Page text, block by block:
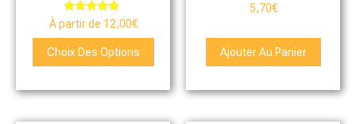
Note
5.00
sur 5
À partir de 12,00€
Choix Des Options
5,70€
Ajouter Au Panier